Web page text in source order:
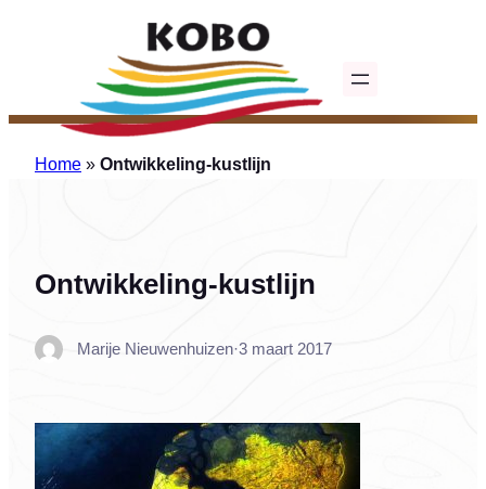
Home » Ontwikkeling-kustlijn
Ontwikkeling-kustlijn
Marije Nieuwenhuizen·3 maart 2017